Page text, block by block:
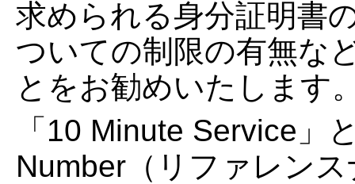
求められる身分証明書
ついての制限の有無な
とをお勧めいたします
「10 Minute Service」
Number（リファレン